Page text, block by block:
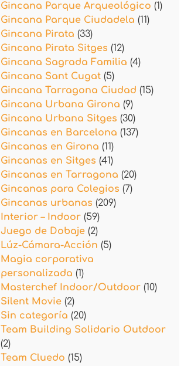
Gincana Parque Arqueológico (1)
Gincana Parque Ciudadela (11)
Gincana Pirata (33)
Gincana Pirata Sitges (12)
Gincana Sagrada Familia (4)
Gincana Sant Cugat (5)
Gincana Tarragona Ciudad (15)
Gincana Urbana Girona (9)
Gincana Urbana Sitges (30)
Gincanas en Barcelona (137)
Gincanas en Girona (11)
Gincanas en Sitges (41)
Gincanas en Tarragona (20)
Gincanas para Colegios (7)
Gincanas urbanas (209)
Interior – Indoor (59)
Juego de Dobaje (2)
Lúz-Cámara-Acción (5)
Magia corporativa
personalizada (1)
Masterchef Indoor/Outdoor (10)
Silent Movie (2)
Sin categoría (20)
Team Building Solidario Outdoor
(2)
Team Cluedo (15)